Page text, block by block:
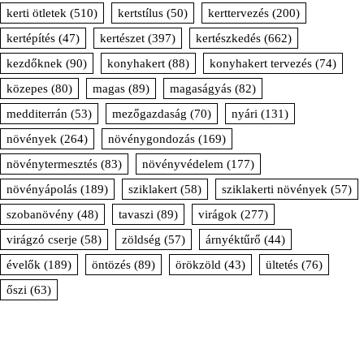
kerti ötletek (510) kertstílus (50) kerttervezés (200)
kertépítés (47) kertészet (397) kertészkedés (662)
kezdőknek (90) konyhakert (88) konyhakert tervezés (74)
közepes (80) magas (89) magaságyás (82)
medditerrán (53) mezőgazdaság (70) nyári (131)
növények (264) növénygondozás (169)
növénytermesztés (83) növényvédelem (177)
növényápolás (189) sziklakert (58) sziklakerti növények (57)
szobanövény (48) tavaszi (89) virágok (277)
virágzó cserje (58) zöldség (57) árnyéktűrő (44)
évelők (189) öntözés (89) örökzöld (43) ültetés (76)
őszi (63)